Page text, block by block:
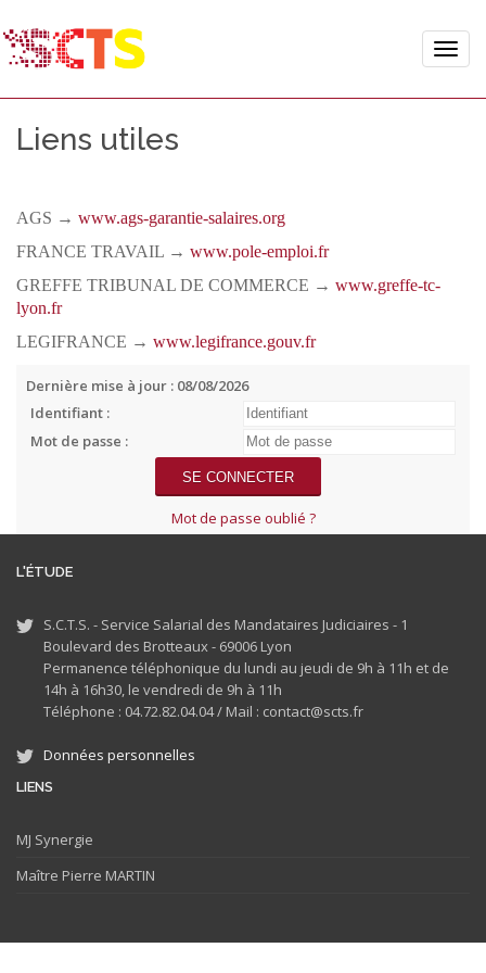
Toggle
Liens utiles
AGS → www.ags-garantie-salaires.org
FRANCE TRAVAIL → www.pole-emploi.fr
GREFFE TRIBUNAL DE COMMERCE → www.greffe-tc-
lyon.fr
LEGIFRANCE → www.legifrance.gouv.fr
Dernière mise à jour : 08/08/2026
Identifiant :
Mot de passe :
Mot de passe oublié ?
L'ÉTUDE
S.C.T.S. - Service Salarial des Mandataires Judiciaires - 1
Boulevard des Brotteaux - 69006 Lyon
Permanence téléphonique du lundi au jeudi de 9h à 11h et de
14h à 16h30, le vendredi de 9h à 11h
Téléphone : 04.72.82.04.04 / Mail : contact@scts.fr
Données personnelles
LIENS
MJ Synergie
Maître Pierre MARTIN